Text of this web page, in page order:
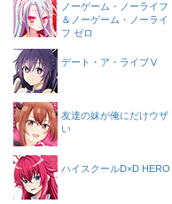
ノーゲーム・ノーライフ
＆ノーゲーム・ノーライ
フ ゼロ
デート・ア・ライブⅤ
友達の妹が俺にだけウザ
い
ハイスクールD×D HERO